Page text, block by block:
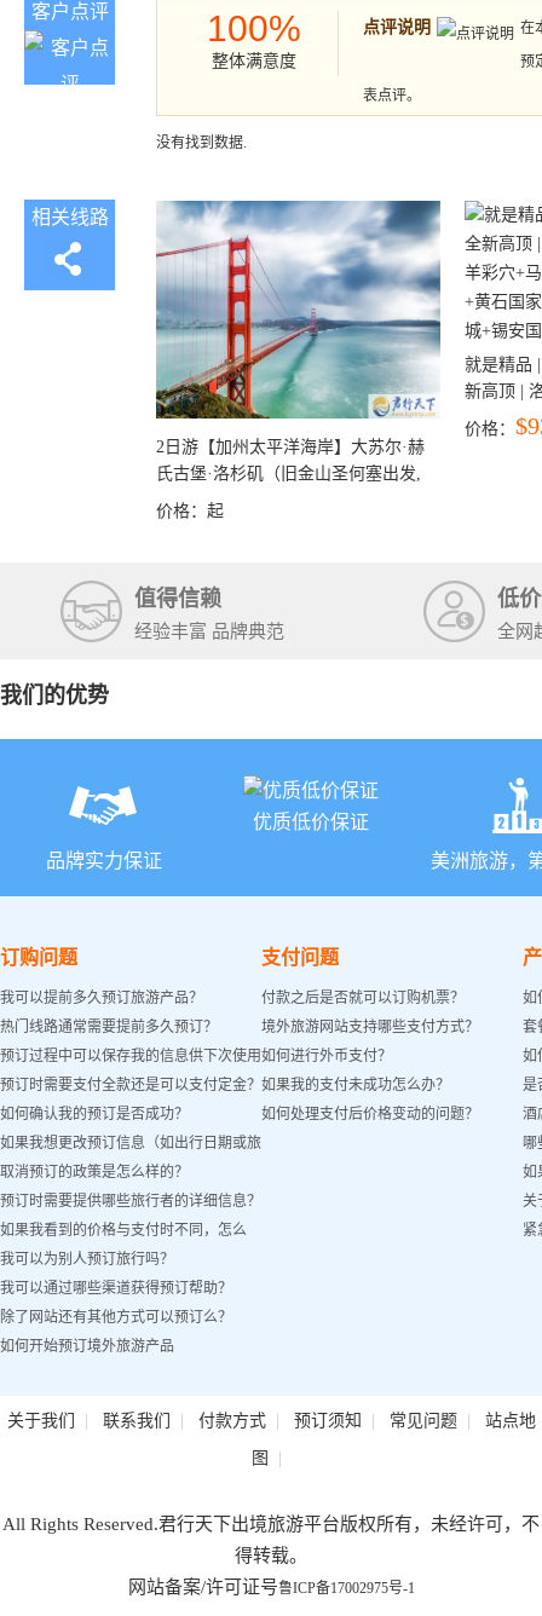
客户点评 100%
整体满意度
点评说明
在
预
表点评。
没有找到数据.
相关线路
2日游【加州太平洋海岸】大苏尔·赫
氏古堡·洛杉矶（旧金山圣何塞出发,
洛杉矶结束）
价格： 起
就是精品
新高顶 |
彩穴+马
价格：
值得信赖
经验丰富 品牌典范
低
全网
我们的优势
品牌实力保证
优质低价保证
美洲旅游，
订购问题
我可以提前多久预订旅游产品？
热门线路通常需要提前多久预订？
预订过程中可以保存我的信息供下次使用
吗？
预订时需要支付全款还是可以支付定金？
如何确认我的预订是否成功？
如果我想更改预订信息（如出行日期或旅
客姓名）怎么办？
取消预订的政策是怎么样的？
预订时需要提供哪些旅行者的详细信息？
如果我看到的价格与支付时不同，怎么
办？
我可以为别人预订旅行吗？
我可以通过哪些渠道获得预订帮助？
除了网站还有其他方式可以预订么？
如何开始预订境外旅游产品
支付问题
付款之后是否就可以订购机票？
境外旅游网站支持哪些支付方式？
如何进行外币支付？
如果我的支付未成功怎么办？
如何处理支付后价格变动的问题？
如
套
如
是
酒
哪
如
关
紧
关于我们 | 联系我们 | 付款方式| 预订须知 | 常见问题| 站点地
图 |
All Rights Reserved.君行天下出境旅游平台版权所有，未经许可，不
得转载。
网站备案/许可证号鲁ICP备17002975号-1